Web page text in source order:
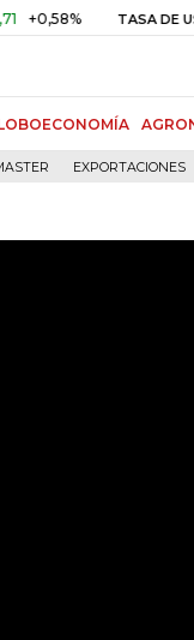
TASA DE USURA
EXPORTACIONES